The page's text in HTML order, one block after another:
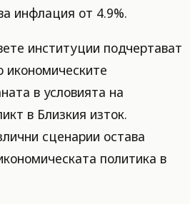
инфлация от 4.9%.
институции подчертават
икономическите
в условията на
в Близкия изток.
сценарии остава
политика в